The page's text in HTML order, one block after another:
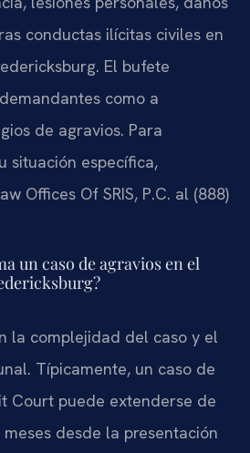
conductas ilícitas civiles en
El bufete
como a
de agravios. Para
situación específica,
Offices Of SRIS, P.C. al (888)
un caso de agravios en el
la complejidad del caso y el
Típicamente, un caso de
Court puede extenderse de
desde la presentación